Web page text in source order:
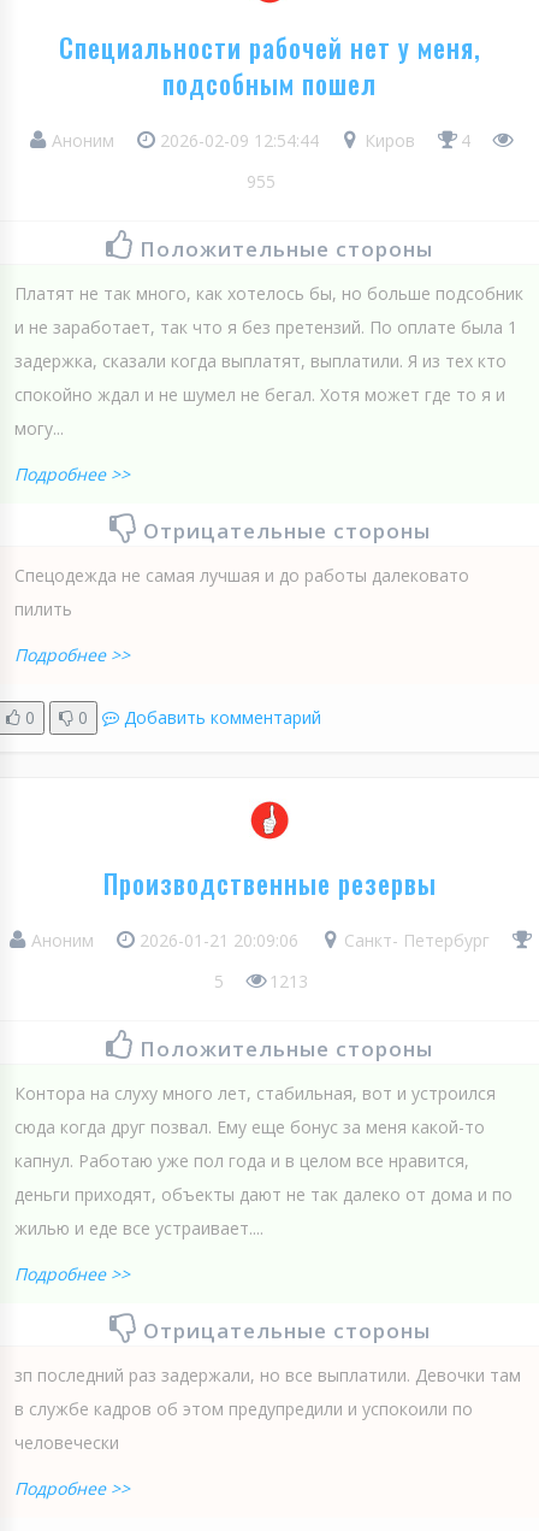
Специальности рабочей нет у меня,
подсобным пошел
Аноним 2026-02-09 12:54:44 Киров
4
955
Положительные стороны
Платят не так много, как хотелось бы, но больше подсобник
и не заработает, так что я без претензий. По оплате была 1
задержка, сказали когда выплатят, выплатили. Я из тех кто
спокойно ждал и не шумел не бегал. Хотя может где то я и
могу...
Подробнее >>
Отрицательные стороны
Спецодежда не самая лучшая и до работы далековато
пилить
Подробнее >>
0 0 Добавить комментарий
Производственные резервы
Аноним 2026-01-21 20:09:06
Санкт- Петербург
5
1213
Положительные стороны
Контора на слуху много лет, стабильная, вот и устроился
сюда когда друг позвал. Ему еще бонус за меня какой-то
капнул. Работаю уже пол года и в целом все нравится,
деньги приходят, объекты дают не так далеко от дома и по
жилью и еде все устраивает....
Подробнее >>
Отрицательные стороны
зп последний раз задержали, но все выплатили. Девочки там
в службе кадров об этом предупредили и успокоили по
человечески
Подробнее >>